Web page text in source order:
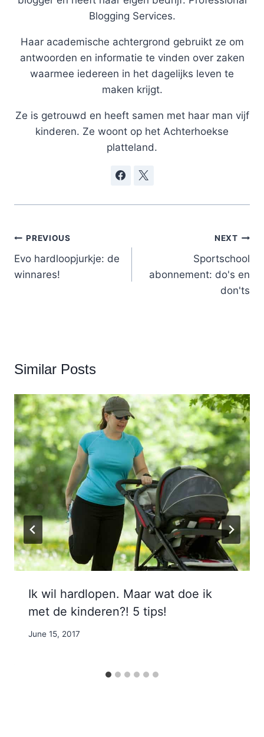
Blogging Services.
Haar academische achtergrond gebruikt ze om
antwoorden en informatie te vinden over zaken
waarmee iedereen in het dagelijks leven te
maken krijgt.
Ze is getrouwd en heeft samen met haar man vijf
kinderen. Ze woont op het Achterhoekse
platteland.
Post
navigation
PREVIOUS
Evo hardloopjurkje: de
winnares!
NEXT
Sportschool
abonnement: do's en
don'ts
Similar Posts
Ik wil hardlopen. Maar wat doe ik
met de kinderen?! 5 tips!
By
June 15, 2017